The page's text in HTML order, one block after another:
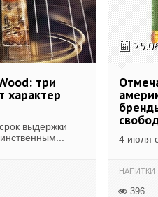
три
характер
выдержки
4 июля
НАПИТКИ
396